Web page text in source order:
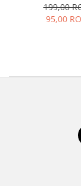
199,00
95,00